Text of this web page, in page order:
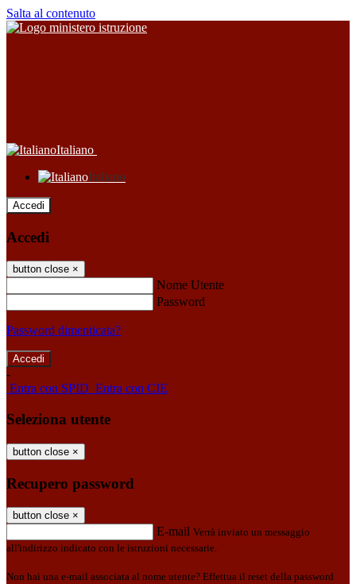
Salta al contenuto
Italiano
Italiano
Accedi
Accedi
button close ×
Nome Utente
Password
Password dimenticata?
-
Entra con SPID Entra con CIE
Seleziona utente
button close ×
Recupero password
button close ×
E-mail Verrà inviato un messaggio
all'indirizzo indicato con le istruzioni necessarie.
Non hai una e-mail associata al nome utente? Effettua il reset della password